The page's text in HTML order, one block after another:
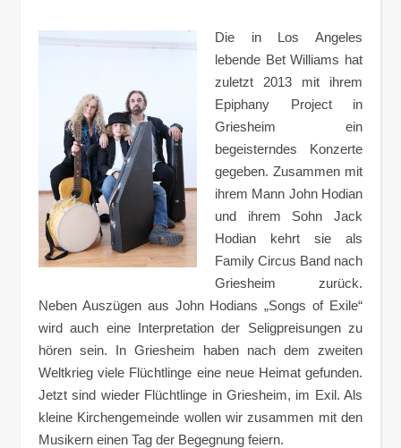
Die in Los Angeles
lebende Bet Williams hat
zuletzt 2013 mit ihrem
Epiphany Project in
Griesheim ein
begeisterndes Konzerte
gegeben. Zusammen mit
ihrem Mann John Hodian
und ihrem Sohn Jack
Hodian kehrt sie als
Family Circus Band nach
Griesheim zurück.
Neben Auszügen aus John Hodians „Songs of Exile“
wird auch eine Interpretation der Seligpreisungen zu
hören sein. In Griesheim haben nach dem zweiten
Weltkrieg viele Flüchtlinge eine neue Heimat gefunden.
Jetzt sind wieder Flüchtlinge in Griesheim, im Exil. Als
kleine Kirchengemeinde wollen wir zusammen mit den
Musikern einen Tag der Begegnung feiern.